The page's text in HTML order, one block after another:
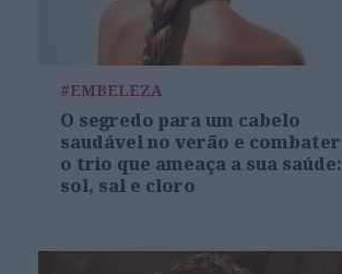
#EMBELEZA
O segredo para um cabelo
saudável no verão e combater
o trio que ameaça a sua saúde:
sol, sal e cloro